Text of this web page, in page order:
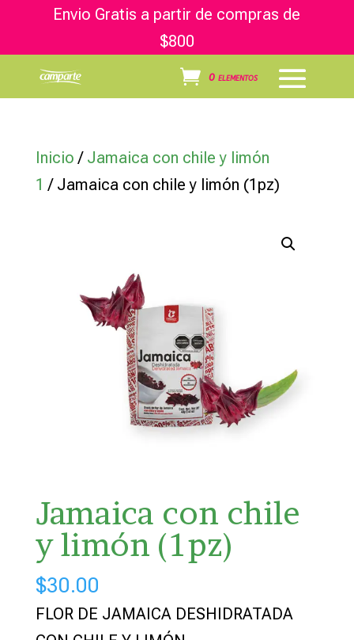
Envio Gratis a partir de compras de
$800
0 elementos
Inicio / Jamaica con chile y limón
1 / Jamaica con chile y limón (1pz)
Jamaica con chile
y limón (1pz)
$30.00
FLOR DE JAMAICA DESHIDRATADA